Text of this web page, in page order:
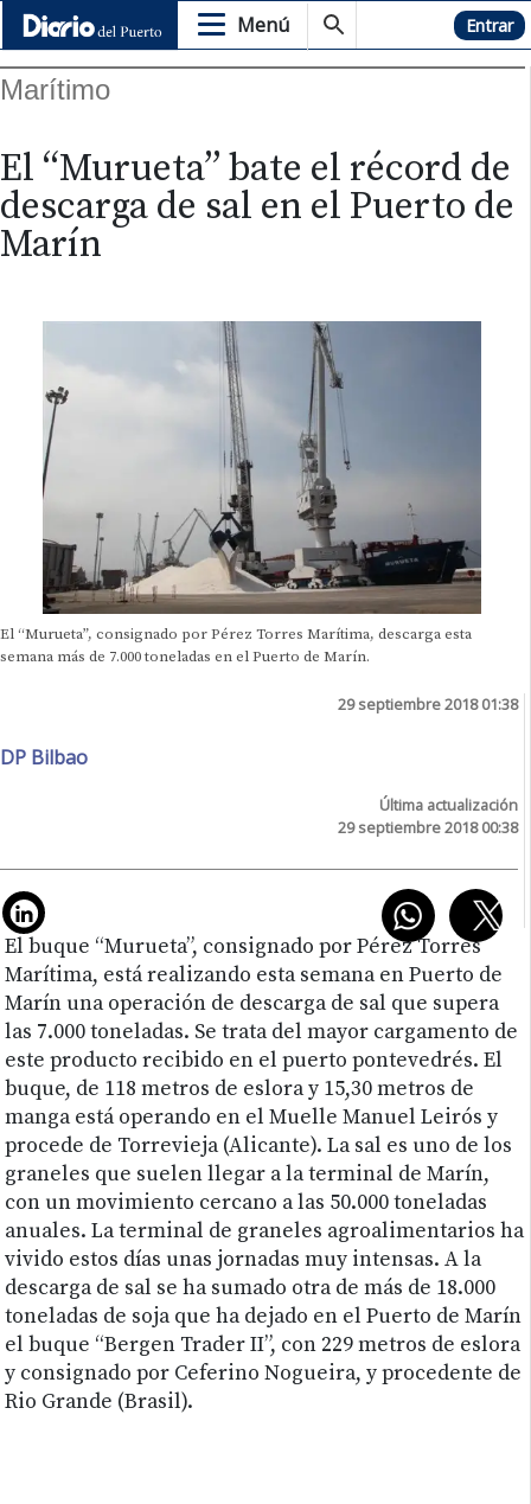
Menú Hemeroteca Entrar
Marítimo
El “Murueta” bate el récord de
descarga de sal en el Puerto de
Marín
El “Murueta”, consignado por Pérez Torres Marítima, descarga esta
semana más de 7.000 toneladas en el Puerto de Marín.
29 septiembre 2018 01:38
DP Bilbao
Última actualización
29 septiembre 2018 00:38
El buque “Murueta”, consignado por Pérez Torres
Marítima, está realizando esta semana en Puerto de
Marín una operación de descarga de sal que supera
las 7.000 toneladas. Se trata del mayor cargamento de
este producto recibido en el puerto pontevedrés. El
buque, de 118 metros de eslora y 15,30 metros de
manga está operando en el Muelle Manuel Leirós y
procede de Torrevieja (Alicante). La sal es uno de los
graneles que suelen llegar a la terminal de Marín,
con un movimiento cercano a las 50.000 toneladas
anuales. La terminal de graneles agroalimentarios ha
vivido estos días unas jornadas muy intensas. A la
descarga de sal se ha sumado otra de más de 18.000
toneladas de soja que ha dejado en el Puerto de Marín
el buque “Bergen Trader II”, con 229 metros de eslora
y consignado por Ceferino Nogueira, y procedente de
Rio Grande (Brasil).